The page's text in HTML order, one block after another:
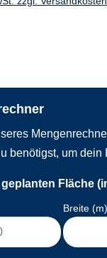
benötigst, um
Fläche
Breite